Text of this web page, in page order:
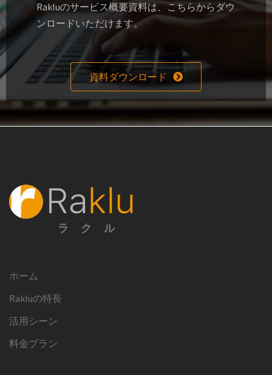
Rakluのサービス概要資料は、こちらからダウ
ンロードいただけます。
資料ダウンロード
ラクル
ホーム
Rakluの特長
活用シーン
料金プラン